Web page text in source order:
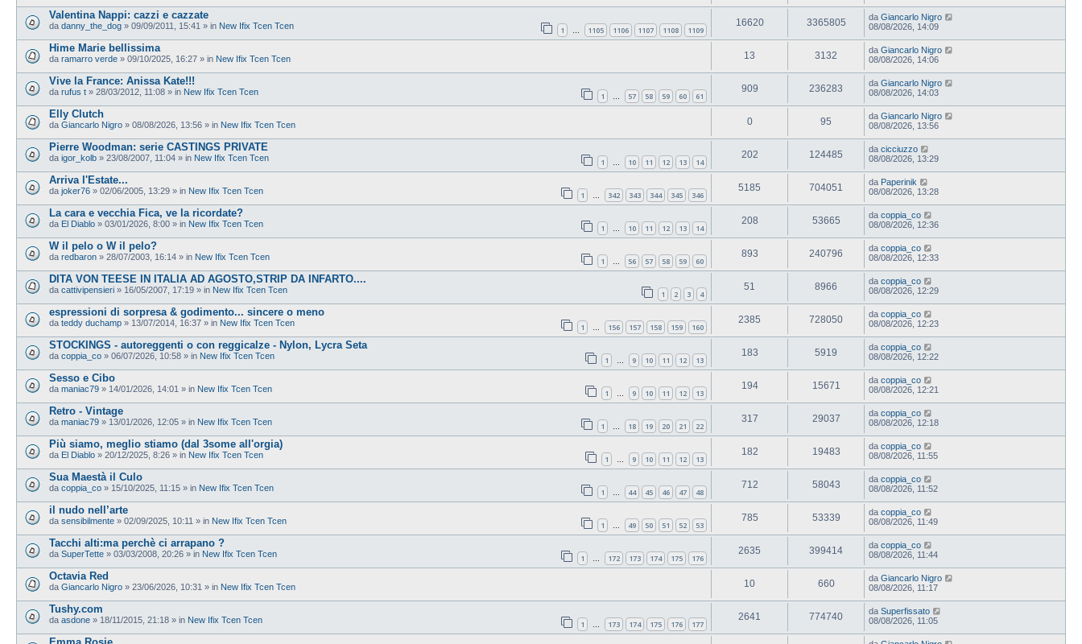
Valentina Nappi: cazzi e cazzate
da danny_the_dog » 09/09/2011, 15:41 » in New Ifix Tcen Tcen 1 … 1105 1106 1107 1108 1109
16620 3365805 da Giancarlo Nigro
08/08/2026, 14:09
Hime Marie bellissima
da ramarro verde » 09/10/2025, 16:27 » in New Ifix Tcen Tcen 13 3132 da Giancarlo Nigro
08/08/2026, 14:06
Vive la France: Anissa Kate!!!
da rufus t » 28/03/2012, 11:08 » in New Ifix Tcen Tcen 1 … 57 58 59 60 61
909 236283 da Giancarlo Nigro
08/08/2026, 14:03
Elly Clutch
da Giancarlo Nigro » 08/08/2026, 13:56 » in New Ifix Tcen Tcen 0 95 da Giancarlo Nigro
08/08/2026, 13:56
Pierre Woodman: serie CASTINGS PRIVATE
da igor_kolb » 23/08/2007, 11:04 » in New Ifix Tcen Tcen 1 … 10 11 12 13 14
202 124485 da cicciuzzo
08/08/2026, 13:29
Arriva l'Estate...
da joker76 » 02/06/2005, 13:29 » in New Ifix Tcen Tcen 1 … 342 343 344 345 346
5185 704051 da Paperinik
08/08/2026, 13:28
La cara e vecchia Fica, ve la ricordate?
da El Diablo » 03/01/2026, 8:00 » in New Ifix Tcen Tcen 1 … 10 11 12 13 14
208 53665 da coppia_co
08/08/2026, 12:36
W il pelo o W il pelo?
da redbaron » 28/07/2003, 16:14 » in New Ifix Tcen Tcen 1 … 56 57 58 59 60
893 240796 da coppia_co
08/08/2026, 12:33
DITA VON TEESE IN ITALIA AD AGOSTO,STRIP DA INFARTO....
da cattivipensieri » 16/05/2007, 17:19 » in New Ifix Tcen Tcen 1 2 3 4
51 8966 da coppia_co
08/08/2026, 12:29
espressioni di sorpresa & godimento... sincere o meno
da teddy duchamp » 13/07/2014, 16:37 » in New Ifix Tcen Tcen 1 … 156 157 158 159 160
2385 728050 da coppia_co
08/08/2026, 12:23
STOCKINGS - autoreggenti o con reggicalze - Nylon, Lycra Seta
da coppia_co » 06/07/2026, 10:58 » in New Ifix Tcen Tcen 1 … 9 10 11 12 13
183 5919 da coppia_co
08/08/2026, 12:22
Sesso e Cibo
da maniac79 » 14/01/2026, 14:01 » in New Ifix Tcen Tcen 1 … 9 10 11 12 13
194 15671 da coppia_co
08/08/2026, 12:21
Retro - Vintage
da maniac79 » 13/01/2026, 12:05 » in New Ifix Tcen Tcen 1 … 18 19 20 21 22
317 29037 da coppia_co
08/08/2026, 12:18
Più siamo, meglio stiamo (dal 3some all'orgia)
da El Diablo » 20/12/2025, 8:26 » in New Ifix Tcen Tcen 1 … 9 10 11 12 13
182 19483 da coppia_co
08/08/2026, 11:55
Sua Maestà il Culo
da coppia_co » 15/10/2025, 11:15 » in New Ifix Tcen Tcen 1 … 44 45 46 47 48
712 58043 da coppia_co
08/08/2026, 11:52
il nudo nell’arte
da sensibilmente » 02/09/2025, 10:11 » in New Ifix Tcen Tcen 1 … 49 50 51 52 53
785 53339 da coppia_co
08/08/2026, 11:49
Tacchi alti:ma perchè ci arrapano ?
da SuperTette » 03/03/2008, 20:26 » in New Ifix Tcen Tcen 1 … 172 173 174 175 176
2635 399414 da coppia_co
08/08/2026, 11:44
Octavia Red
da Giancarlo Nigro » 23/06/2026, 10:31 » in New Ifix Tcen Tcen 10 660 da Giancarlo Nigro
08/08/2026, 11:17
Tushy.com
da asdone » 18/11/2015, 21:18 » in New Ifix Tcen Tcen 1 … 173 174 175 176 177
2641 774740 da Superfissato
08/08/2026, 11:05